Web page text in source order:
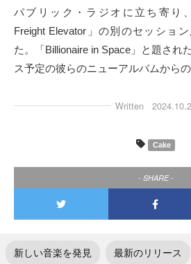
Twitter
Facebook
to indienative
パブリック・ラジオに立ち寄り
Freight Elevator」の別のセッショ
た。「Billionaire in Space」と題され
ス予定の彼らのニューアルバムからの
Written
Cake
- SHARE -
新しい音楽を発見 最新のリリース